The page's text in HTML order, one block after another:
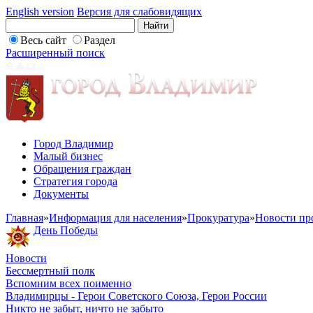
English version Версия для слабовидящих
Весь сайт
Раздел
Расширенный поиск
Город Владимир
Малый бизнес
Обращения граждан
Стратегия города
Документы
Главная»Информация для населения»Прокуратура»Новости
День Победы
Новости
Бессмертный полк
Вспомним всех поименно
Владимирцы - Герои Советского Союза, Герои России
Никто не забыт, ничто не забыто